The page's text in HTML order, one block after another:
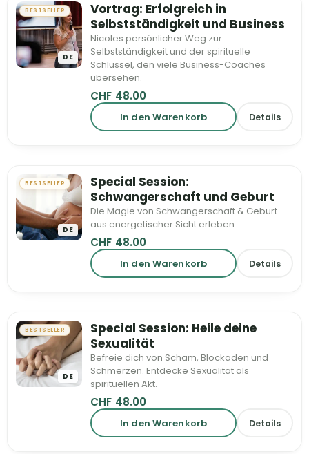
BESTSELLER
DE
Vortrag: Erfolgreich in
Selbstständigkeit und Business
Nicoles persönlicher Weg zur
Selbstständigkeit und der spirituelle
Schlüssel, den viele Business-Coaches
übersehen.
CHF 48.00
In den Warenkorb Details
BESTSELLER
DE
Special Session:
Schwangerschaft und Geburt
Die Magie von Schwangerschaft & Geburt
aus energetischer Sicht erleben
CHF 48.00
In den Warenkorb Details
BESTSELLER
DE
Special Session: Heile deine
Sexualität
Befreie dich von Scham, Blockaden und
Schmerzen. Entdecke Sexualität als
spirituellen Akt.
CHF 48.00
In den Warenkorb Details